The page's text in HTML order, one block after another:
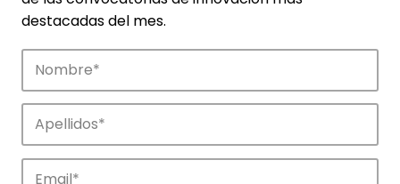
Empresas
Descubre las empresas que impulsan la
innovación en los parques de APTE.
destacadas del mes.